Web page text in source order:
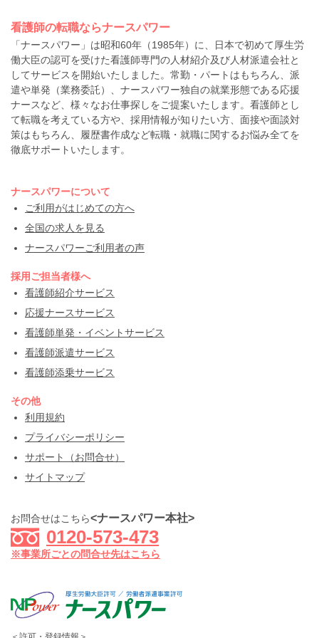
看護師の転職ならナースパワー
「ナースパワー」は昭和60年（1985年）に、日本で初めて厚生労
働大臣の認可を受けた看護師専門の人材紹介及び人材派遣会社と
してサービスを開始いたしました。常勤・パートはもちろん、派
遣や単発（業務委託）、ナースパワー独自の就業形態である応援
ナースなど、様々なお仕事探しをご提案いたします。看護師とし
て転職を考えている方や、採用情報が知りたい方、面接や面談対
策はもちろん、履歴書作成など転職・就職に関するお悩み全てを
徹底サポートいたします。
ナースパワーについて
ご利用がはじめての方へ
全国の求人を見る
ナースパワーご利用者の声
採用ご担当者様へ
看護師紹介サービス
応援ナースサービス
看護師単発・イベントサービス
看護師派遣サービス
看護師添乗サービス
その他
利用規約
プライバシーポリシー
サポート（お問合せ）
サイトマップ
お問合せはこちら<ナースパワー本社>
0120-573-473
※事業所ごとの問合せ先はこちら